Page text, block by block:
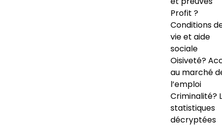
Profit ?
Conditions
vie et aide
sociale
Oisiveté?
au marché
l’emploi
Criminalité?
statistiques
décryptées